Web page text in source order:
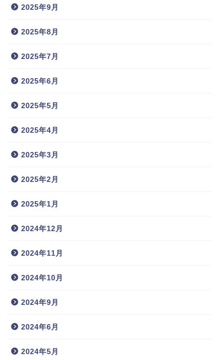
2025年9月
2025年8月
2025年7月
2025年6月
2025年5月
2025年4月
2025年3月
2025年2月
2025年1月
2024年12月
2024年11月
2024年10月
2024年9月
2024年6月
2024年5月